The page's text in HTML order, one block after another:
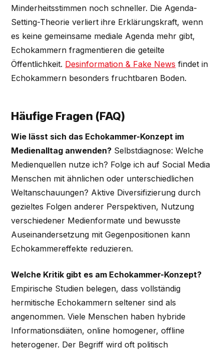
Minderheitsstimmen noch schneller. Die Agenda-
Setting-Theorie verliert ihre Erklärungskraft, wenn
es keine gemeinsame mediale Agenda mehr gibt,
Echokammern fragmentieren die geteilte
Öffentlichkeit. Desinformation & Fake News findet in
Echokammern besonders fruchtbaren Boden.
Häufige Fragen (FAQ)
Wie lässt sich das Echokammer-Konzept im
Medienalltag anwenden? Selbstdiagnose: Welche
Medienquellen nutze ich? Folge ich auf Social Media
Menschen mit ähnlichen oder unterschiedlichen
Weltanschauungen? Aktive Diversifizierung durch
gezieltes Folgen anderer Perspektiven, Nutzung
verschiedener Medienformate und bewusste
Auseinandersetzung mit Gegenpositionen kann
Echokammereffekte reduzieren.
Welche Kritik gibt es am Echokammer-Konzept?
Empirische Studien belegen, dass vollständig
hermitische Echokammern seltener sind als
angenommen. Viele Menschen haben hybride
Informationsdiäten, online homogener, offline
heterogener. Der Begriff wird oft politisch